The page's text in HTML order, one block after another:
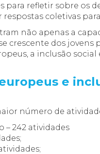
refletir sobre os
coletivas
não apenas a
crescente dos jovens
a inclusão
e
número de
– 242 atividades